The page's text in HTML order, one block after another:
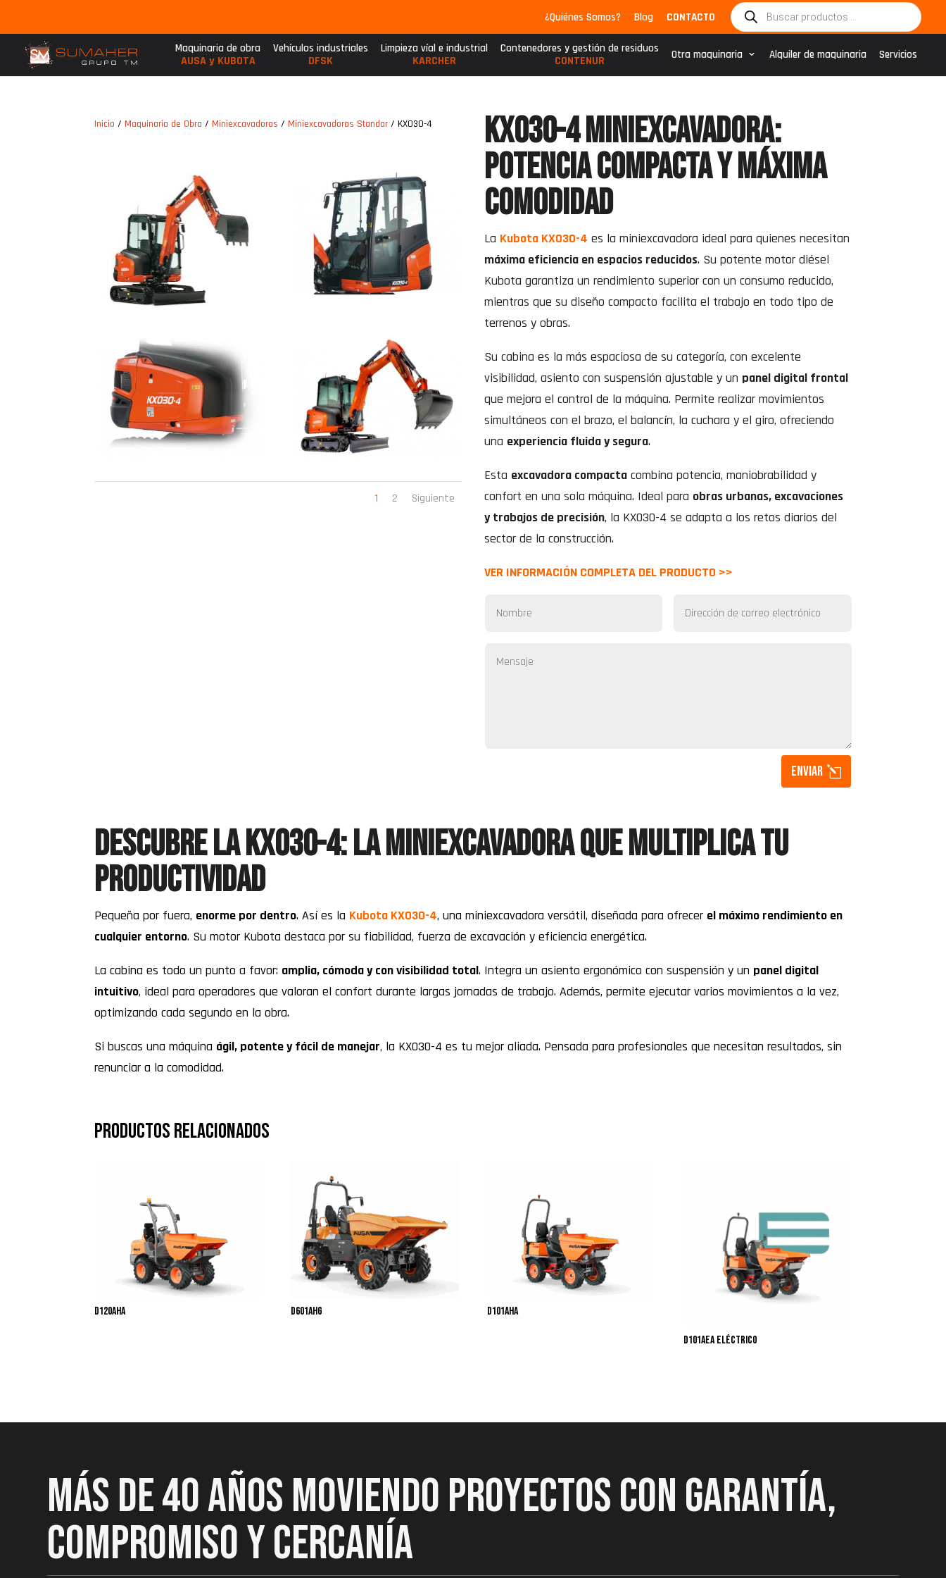
¿Quiénes Somos? Blog CONTACTO
Búsqueda
de
productos
Maquinaria de obra
AUSA y KUBOTA
Vehículos industriales
DFSK
Limpieza víal e industrial
KARCHER
Contenedores y gestión de residuos
CONTENUR Otra maquinaria Alquiler de maquinaria Servicios
Inicio / Maquinaria de Obra / Miniexcavadoras / Miniexcavadoras Standar/ KX030-4
1 2 Siguiente
KX030-4 Miniexcavadora:
potencia compacta y máxima
comodidad
La Kubota KX030-4 es la miniexcavadora ideal para quienes necesitan
máxima eficiencia en espacios reducidos. Su potente motor diésel
Kubota garantiza un rendimiento superior con un consumo reducido,
mientras que su diseño compacto facilita el trabajo en todo tipo de
terrenos y obras.
Su cabina es la más espaciosa de su categoría, con excelente
visibilidad, asiento con suspensión ajustable y un panel digital frontal
que mejora el control de la máquina. Permite realizar movimientos
simultáneos con el brazo, el balancín, la cuchara y el giro, ofreciendo
una experiencia fluida y segura.
Esta excavadora compacta combina potencia, maniobrabilidad y
confort en una sola máquina. Ideal para obras urbanas, excavaciones
y trabajos de precisión, la KX030-4 se adapta a los retos diarios del
sector de la construcción.
VER INFORMACIÓN COMPLETA DEL PRODUCTO >>
Enviar
Descubre la KX030-4: la miniexcavadora que multiplica tu
productividad
Pequeña por fuera, enorme por dentro. Así es la Kubota KX030-4, una miniexcavadora versátil, diseñada para ofrecer el máximo rendimiento en
cualquier entorno. Su motor Kubota destaca por su fiabilidad, fuerza de excavación y eficiencia energética.
La cabina es todo un punto a favor: amplia, cómoda y con visibilidad total. Integra un asiento ergonómico con suspensión y un panel digital
intuitivo, ideal para operadores que valoran el confort durante largas jornadas de trabajo. Además, permite ejecutar varios movimientos a la vez,
optimizando cada segundo en la obra.
Si buscas una máquina ágil, potente y fácil de manejar, la KX030-4 es tu mejor aliada. Pensada para profesionales que necesitan resultados, sin
renunciar a la comodidad.
Productos relacionados
D120AHA D601AHG D101AHA
D101AEA Eléctrico
MÁS DE 40 AÑOS MOVIENDO PROYECTOS CON GARANTÍA,
COMPROMISO Y CERCANÍA